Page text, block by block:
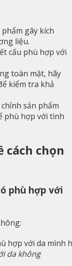
gây kích
liệu.
cấu phù hợp với
toàn mặt, hãy
kiểm tra khả
sản phẩm
phù hợp với tình
cách chọn
phù hợp với
da không